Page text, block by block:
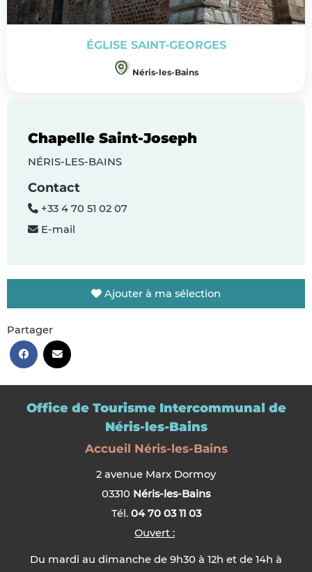
ÉGLISE SAINT-GEORGES
Néris-les-Bains
Chapelle Saint-Joseph
NÉRIS-LES-BAINS
Contact
+33 4 70 51 02 07
E-mail
Ajouter à ma sélection
Partager
Office de Tourisme Intercommunal de
Néris-les-Bains
Accueil Néris-les-Bains
2 avenue Marx Dormoy
03310 Néris-les-Bains
Tél. 04 70 03 11 03
Ouvert :
Du mardi au dimanche de 9h30 à 12h et de 14h à